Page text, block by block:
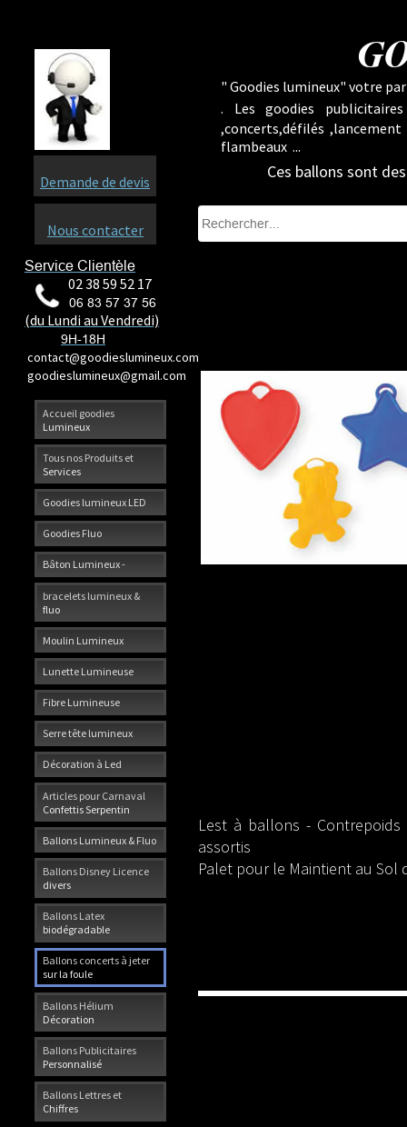
Accueil goodies
Lumineux
Tous nos Produits et
Services
Goodies lumineux LED
Goodies Fluo
Bâton Lumineux -
bracelets lumineux &
fluo
Moulin Lumineux
Lunette Lumineuse
Fibre Lumineuse
Serre tête lumineux
Décoration à Led
Articles pour Carnaval
Confettis Serpentin
Ballons Lumineux & Fluo
Ballons Disney Licence
divers
Ballons Latex
biodégradable
Ballons concerts à jeter
sur la foule
Ballons Hélium
Décoration
Ballons Publicitaires
Personnalisé
Ballons Lettres et
Chiffres
Service Clientèle
02 38 59 52 17
06 83 57 37 56
(du Lundi au Vendredi)
9H-18H
contact@goodieslumineux.com
goodieslumineux@gmail.com
Demande de devis
Nous contacter
" Goodies lumineux" votre
. Les goodies
,concerts,défilés
flambeaux ...
Ces ballons sont
Lest à ballons -
assortis
Palet pour le Maintient au Sol